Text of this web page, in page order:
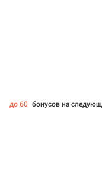
до 60 бонусов на